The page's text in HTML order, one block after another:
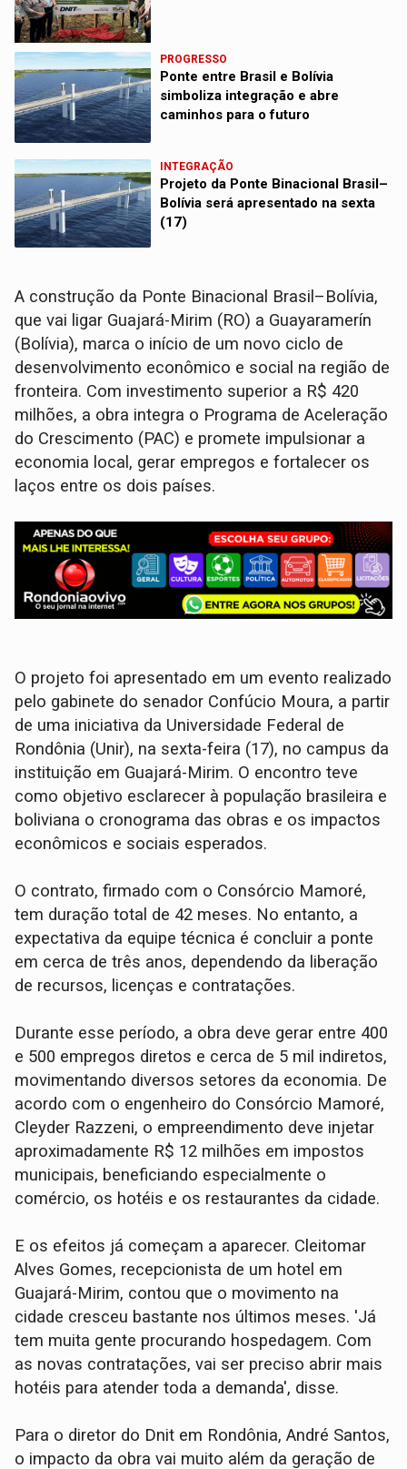
PROGRESSO
Ponte entre Brasil e Bolívia
simboliza integração e abre
caminhos para o futuro
INTEGRAÇÃO
Projeto da Ponte Binacional Brasil–
Bolívia será apresentado na sexta
(17)
A construção da Ponte Binacional Brasil–Bolívia,
que vai ligar Guajará-Mirim (RO) a Guayaramerín
(Bolívia), marca o início de um novo ciclo de
desenvolvimento econômico e social na região de
fronteira. Com investimento superior a R$ 420
milhões, a obra integra o Programa de Aceleração
do Crescimento (PAC) e promete impulsionar a
economia local, gerar empregos e fortalecer os
laços entre os dois países.
O projeto foi apresentado em um evento realizado
pelo gabinete do senador Confúcio Moura, a partir
de uma iniciativa da Universidade Federal de
Rondônia (Unir), na sexta-feira (17), no campus da
instituição em Guajará-Mirim. O encontro teve
como objetivo esclarecer à população brasileira e
boliviana o cronograma das obras e os impactos
econômicos e sociais esperados.
O contrato, firmado com o Consórcio Mamoré,
tem duração total de 42 meses. No entanto, a
expectativa da equipe técnica é concluir a ponte
em cerca de três anos, dependendo da liberação
de recursos, licenças e contratações.
Durante esse período, a obra deve gerar entre 400
e 500 empregos diretos e cerca de 5 mil indiretos,
movimentando diversos setores da economia. De
acordo com o engenheiro do Consórcio Mamoré,
Cleyder Razzeni, o empreendimento deve injetar
aproximadamente R$ 12 milhões em impostos
municipais, beneficiando especialmente o
comércio, os hotéis e os restaurantes da cidade.
E os efeitos já começam a aparecer. Cleitomar
Alves Gomes, recepcionista de um hotel em
Guajará-Mirim, contou que o movimento na
cidade cresceu bastante nos últimos meses. 'Já
tem muita gente procurando hospedagem. Com
as novas contratações, vai ser preciso abrir mais
hotéis para atender toda a demanda', disse.
Para o diretor do Dnit em Rondônia, André Santos,
o impacto da obra vai muito além da geração de